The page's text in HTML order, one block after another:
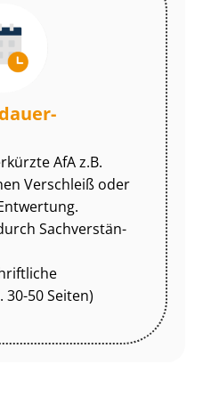
AfA z.B.
Verschleiß oder
Sach­ver­stän­
50 Seiten)